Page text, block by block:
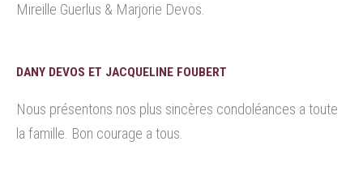
Mireille Guerlus & Marjorie Devos.
DANY DEVOS ET JACQUELINE FOUBERT
Nous présentons nos plus sincères condoléances a toute
la famille. Bon courage a tous.